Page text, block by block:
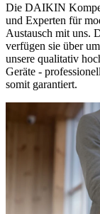
Die DAIKIN
und Experten für
Austausch mit uns.
verfügen sie über
unsere qualitativ
Geräte -
somit garantiert.